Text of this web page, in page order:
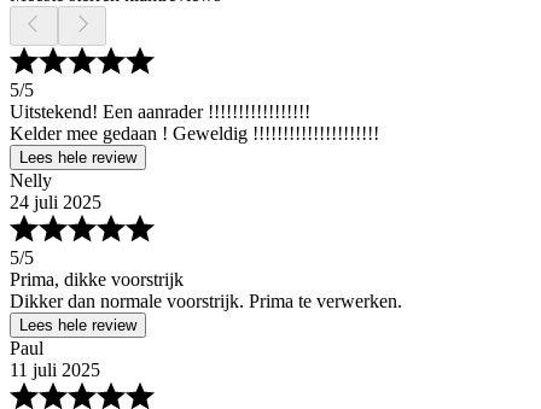
5/5
Uitstekend! Een aanrader !!!!!!!!!!!!!!!!!
Kelder mee gedaan ! Geweldig !!!!!!!!!!!!!!!!!!!!!
Lees hele review
Nelly
24 juli 2025
5/5
Prima, dikke voorstrijk
Dikker dan normale voorstrijk. Prima te verwerken.
Lees hele review
Paul
11 juli 2025